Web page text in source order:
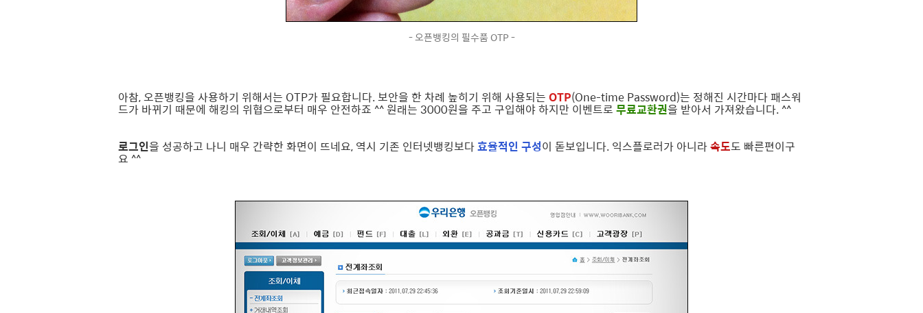
- 오픈뱅킹의 필수품 OTP -
아참, 오픈뱅킹을 사용하기 위해서는 OTP가 필요합니다. 보안을 한 차례 높히기 위해 사용되는 OTP(One-time Password)는 정해진 시간마다 패스워
드가 바뀌기 때문에 해킹의 위협으로부터 매우 안전하죠 ^^ 원래는 3000원을 주고 구입해야 하지만 이벤트로 무료교환권을 받아서 가져왔습니다. ^^
로그인을 성공하고 나니 매우 간략한 화면이 뜨네요, 역시 기존 인터넷뱅킹보다효율적인 구성이 돋보입니다. 익스플로러가 아니라속도도 빠른편이구
요 ^^